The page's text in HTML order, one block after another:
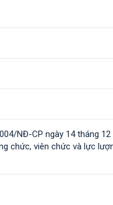
NĐ-CP ngày 14 tháng 12
chức, viên chức và lực